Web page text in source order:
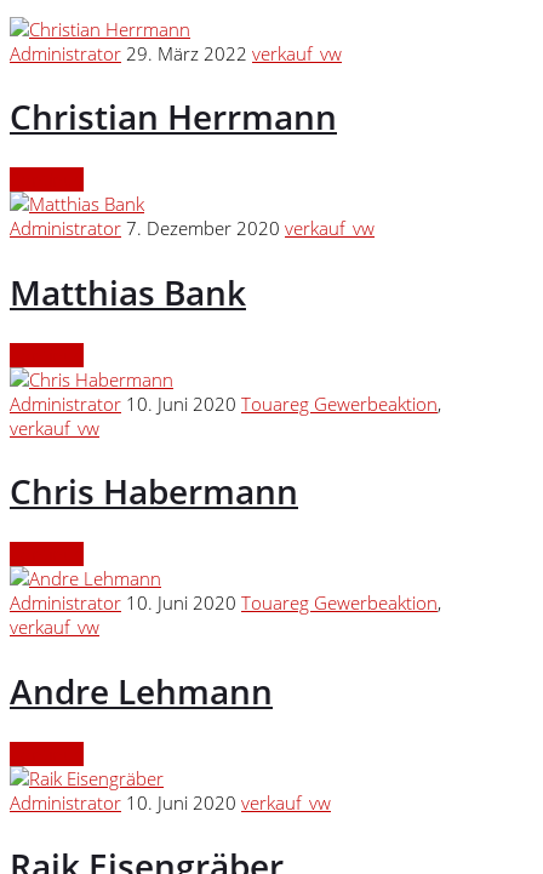
Administrator 29. März 2022 verkauf_vw
Christian Herrmann
Administrator 7. Dezember 2020 verkauf_vw
Matthias Bank
Administrator 10. Juni 2020 Touareg Gewerbeaktion,
verkauf_vw
Chris Habermann
Administrator 10. Juni 2020 Touareg Gewerbeaktion,
verkauf_vw
Andre Lehmann
Administrator 10. Juni 2020 verkauf_vw